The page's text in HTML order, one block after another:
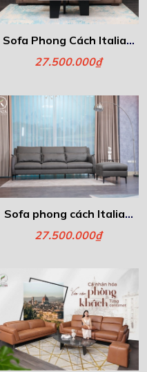
Sofa Phong Cách Italia -
ROMA
27.500.000₫
Sofa phong cách Italia -
Eli
27.500.000₫